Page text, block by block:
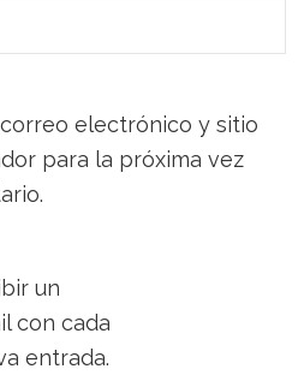
electrónico y sitio
para la próxima vez
un
con cada
entrada.